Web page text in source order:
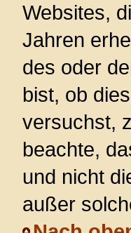
Websites,
Jahren
des oder
bist, ob
versuchst,
beachte,
und nicht
außer